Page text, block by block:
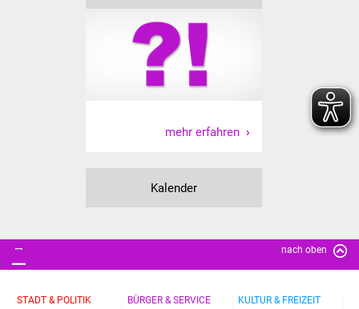
Fachteam Jugend
Stadtwerke
Gesundheit und Notfall
mehr erfahren
Kalender
nach oben
STADT & POLITIK BÜRGER & SERVICE KULTUR & FREIZEIT